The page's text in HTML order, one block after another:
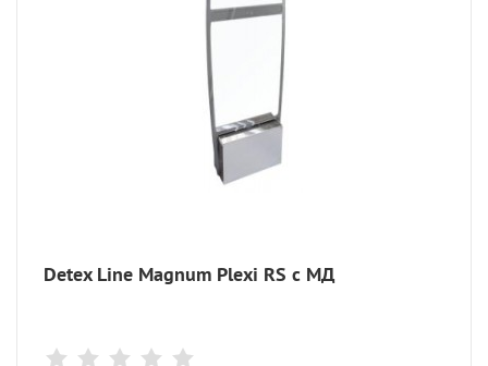
Detex Line Magnum Plexi RS с МД